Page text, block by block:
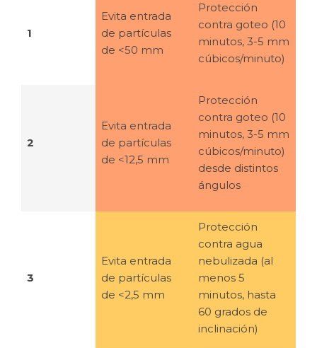
1
Evita entrada
de partículas
de <50 mm
Protección
contra goteo (10
minutos, 3-5 mm
cúbicos/minuto)
2
Evita entrada
de partículas
de <12,5 mm
Protección
contra goteo (10
minutos, 3-5 mm
cúbicos/minuto)
desde distintos
ángulos
3
Evita entrada
de partículas
de <2,5 mm
Protección
contra agua
nebulizada (al
menos 5
minutos, hasta
60 grados de
inclinación)